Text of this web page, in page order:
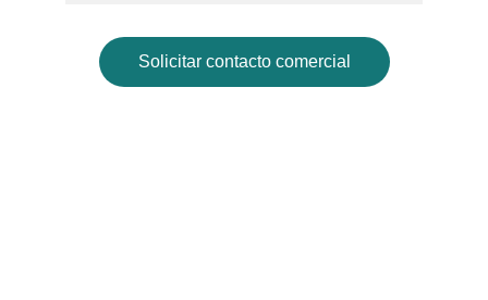
Solicitar contacto comercial